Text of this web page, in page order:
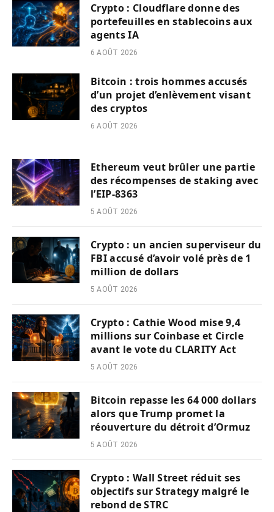
Crypto : Cloudflare donne des
portefeuilles en stablecoins aux
agents IA
6 AOÛT 2026
Bitcoin : trois hommes accusés
d’un projet d’enlèvement visant
des cryptos
6 AOÛT 2026
Ethereum veut brûler une partie
des récompenses de staking avec
l’EIP-8363
5 AOÛT 2026
Crypto : un ancien superviseur du
FBI accusé d’avoir volé près de 1
million de dollars
5 AOÛT 2026
Crypto : Cathie Wood mise 9,4
millions sur Coinbase et Circle
avant le vote du CLARITY Act
5 AOÛT 2026
Bitcoin repasse les 64 000 dollars
alors que Trump promet la
réouverture du détroit d’Ormuz
5 AOÛT 2026
Crypto : Wall Street réduit ses
objectifs sur Strategy malgré le
rebond de STRC